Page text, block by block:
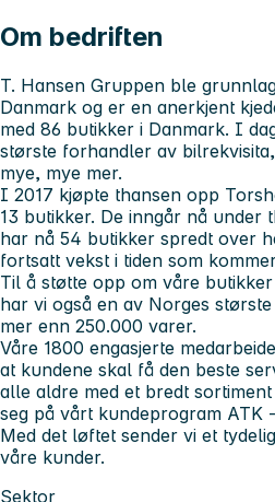
Om bedriften
T. Hansen Gruppen ble
Danmark og er en anerkjent
med 86 butikker i Danmark. I
største forhandler av
mye, mye mer.
I 2017 kjøpte thansen opp
13 butikker. De inngår nå under
har nå 54 butikker spredt over
fortsatt vekst i tiden som
Til å støtte opp om våre
har vi også en av Norges
mer enn 250.000 varer.
Våre 1800 engasjerte
at kundene skal få den beste
alle aldre med et bredt
seg på vårt kundeprogram ATK
Med det løftet sender vi et
våre kunder.
Sektor